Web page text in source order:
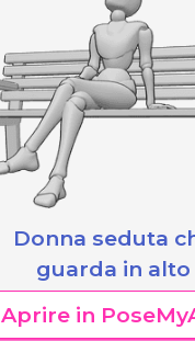
Donna seduta
guarda in alto
Aprire in